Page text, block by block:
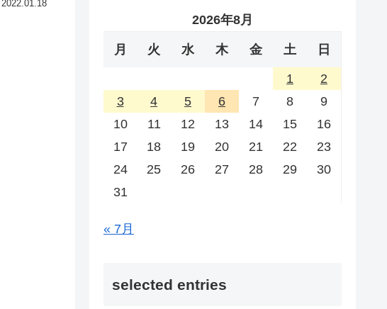
2022.01.18
2026年8月
月 火 水 木 金 土 日
1
2
3
4 5 6 7 8
9
10
11 12 13 14 15
16
17
18 19 20 21 22
23
24
25 26 27 28 29
30
31
« 7月
selected entries